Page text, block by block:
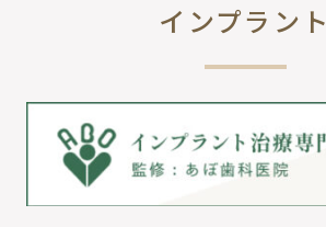
インプラント